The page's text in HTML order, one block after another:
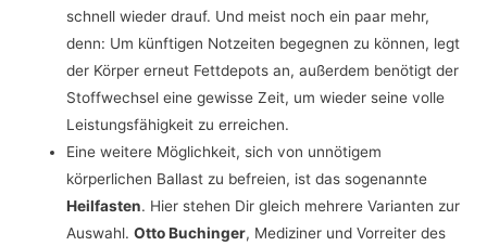
schnell wieder drauf. Und meist noch ein paar mehr,
denn: Um künftigen Notzeiten begegnen zu können, legt
der Körper erneut Fettdepots an, außerdem benötigt der
Stoffwechsel eine gewisse Zeit, um wieder seine volle
Leistungsfähigkeit zu erreichen.
Eine weitere Möglichkeit, sich von unnötigem
körperlichen Ballast zu befreien, ist das sogenannte
Heilfasten. Hier stehen Dir gleich mehrere Varianten zur
Auswahl.Otto Buchinger, Mediziner und Vorreiter des